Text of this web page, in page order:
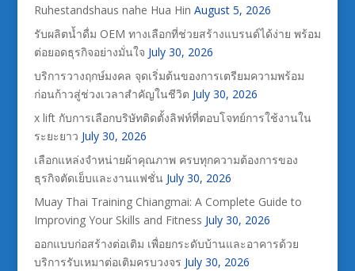
Ruhestandshaus nahe Hua Hin August 5, 2026
รับผลิตน้ำดื่ม OEM ทางเลือกที่ช่วยสร้างแบรนด์ได้ง่าย พร้อม
ต่อยอดธุรกิจอย่างมั่นใจ July 30, 2026
บริการวางฤกษ์มงคล จุดเริ่มต้นของการเตรียมความพร้อม
ก่อนก้าวสู่ช่วงเวลาสำคัญในชีวิต July 30, 2026
x lift กับการเลือกบริษัทติดตั้งลิฟท์ที่ตอบโจทย์การใช้งานใน
ระยะยาว July 30, 2026
เลือกแหล่งจำหน่ายผ้าคุณภาพ ครบทุกความต้องการของ
ธุรกิจตัดเย็บและงานแฟชั่น July 30, 2026
Muay Thai Training Chiangmai: A Complete Guide to
Improving Your Skills and Fitness July 30, 2026
ออกแบบก่อสร้างต่อเติม เพื่อยกระดับบ้านและอาคารด้วย
บริการรับเหมาต่อเติมครบวงจร July 30, 2026